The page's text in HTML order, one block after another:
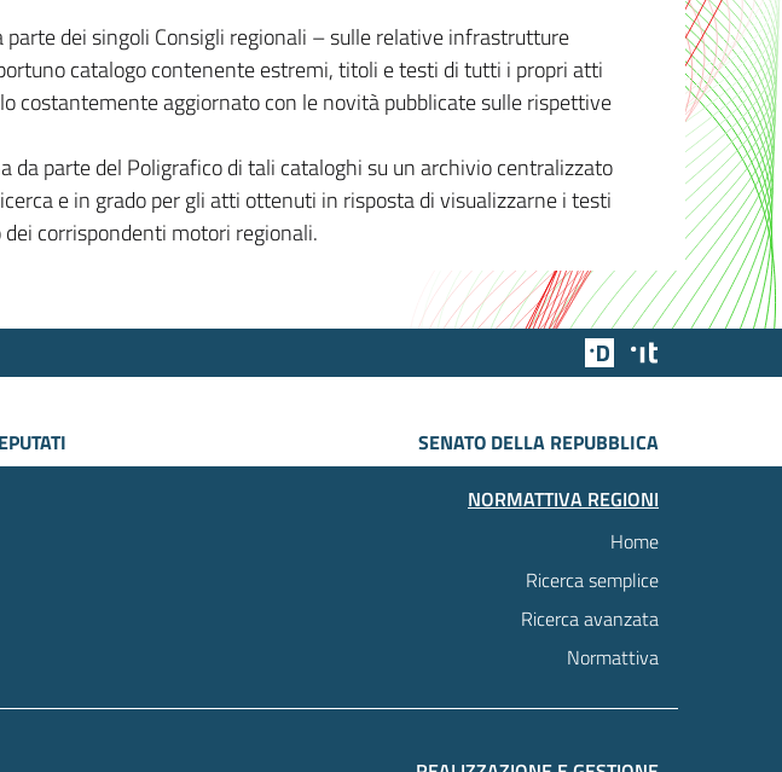
parte dei singoli Consigli regionali – sulle relative infrastrutture
catalogo contenente estremi, titoli e testi di tutti i propri atti
costantemente aggiornato con le novità pubblicate sulle rispettive
da parte del Poligrafico di tali cataloghi su un archivio centralizzato
e in grado per gli atti ottenuti in risposta di visualizzarne i testi
corrispondenti motori regionali.
Team Digitale
SENATO DELLA REPUBBLICA
NORMATTIVA REGIONI
Home
Ricerca semplice
Ricerca avanzata
Normattiva